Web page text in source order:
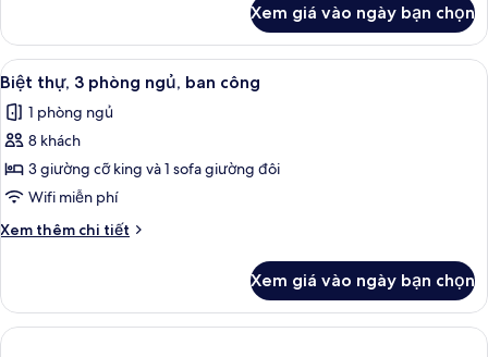
ban
công
Biệt
thự,
3
phòng
ngủ,
ban
Xem giá vào ngày bạn chọn
Xem
tất
cả
ảnh
Biệt
thự,
3
phòng
ban
công
TV màn hình phẳng, đầu đĩa DVD,
6
Biệt thự, 3 phòng ngủ, ban công
1 phòng ngủ
8 khách
3 giường cỡ king và 1 sofa giường đôi
Wifi miễn phí
Xem thêm chi tiết
Chi
Biệt
thự,
3
Xem giá vào ngày bạn chọn